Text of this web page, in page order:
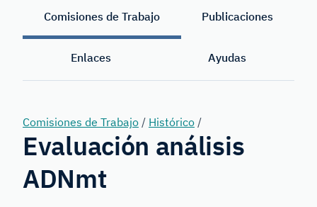
International
Society
Forensic
Comisiones de Trabajo Publicaciones
Enlaces Ayudas
Comisiones de Trabajo / Histórico /
Evaluación análisis
ADNmt